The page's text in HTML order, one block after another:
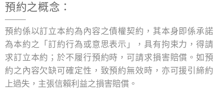
預約之概念：
預約係以訂立本約為內容之債權契約，其本身即係承諾
為本約之「訂約行為或意思表示」，具有拘束力，得請
求訂立本約；於不履行預約時，可請求損害賠償。如預
約之內容欠缺可確定性，致預約無效時，亦可援引締約
上過失，主張信賴利益之損害賠償。